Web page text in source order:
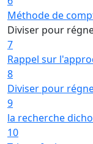
Méthode de
Diviser pour
7
Rappel sur
8
Diviser pour
9
la recherche
10